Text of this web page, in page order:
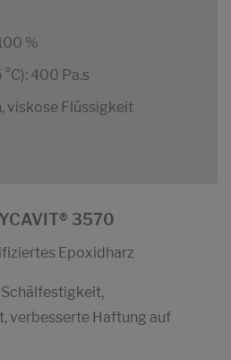
%
400 Pa.s
viskose Flüssigkeit
3570
Epoxidharz
verbesserte Haftung auf